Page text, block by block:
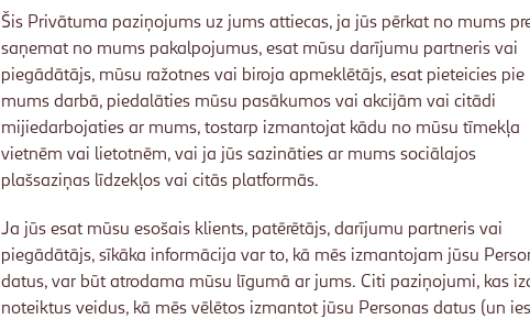
Šis Privātuma paziņojums uz jums attiecas, ja jūs pērkat no mums
saņemat no mums pakalpojumus, esat mūsu darījumu partneris vai
piegādātājs, mūsu ražotnes vai biroja apmeklētājs, esat pieteicies pie
mums darbā, piedalāties mūsu pasākumos vai akcijām vai citādi
mijiedarbojaties ar mums, tostarp izmantojat kādu no mūsu tīmekļa
vietnēm vai lietotnēm, vai ja jūs sazināties ar mums sociālajos
plašsaziņas līdzekļos vai citās platformās.
Ja jūs esat mūsu esošais klients, patērētājs, darījumu partneris vai
piegādātājs, sīkāka informācija var to, kā mēs izmantojam jūsu
datus, var būt atrodama mūsu līgumā ar jums. Citi paziņojumi, kas
noteiktus veidus, kā mēs vēlētos izmantot jūsu Personas datus (un